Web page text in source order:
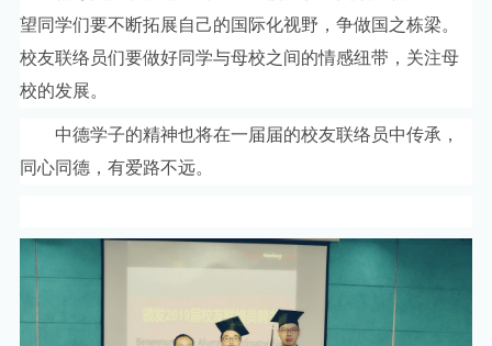
望同学们要不断拓展自己的国际化视野，争做国之栋梁。
校友联络员们要做好同学与母校之间的情感纽带，关注母
校的发展。
中德学子的精神也将在一届届的校友联络员中传承，
同心同德，有爱路不远。